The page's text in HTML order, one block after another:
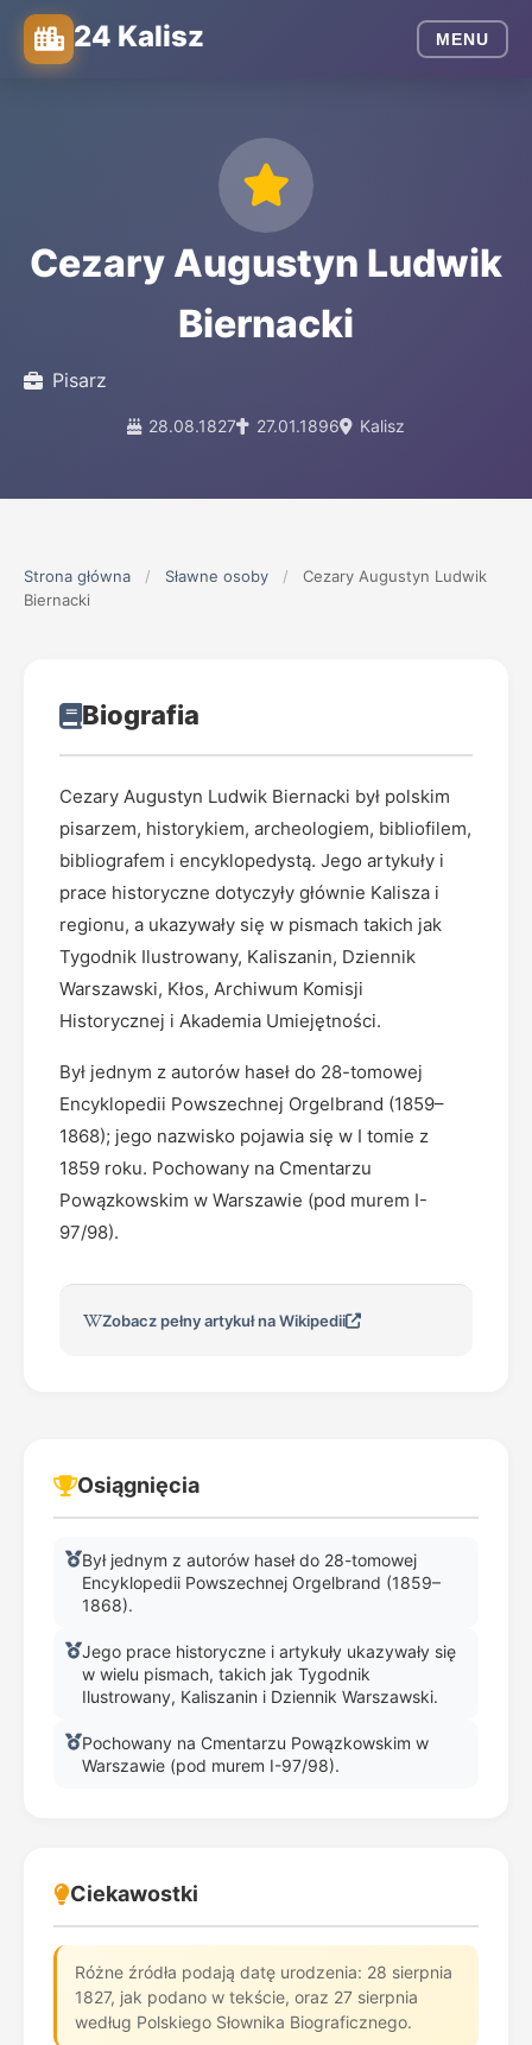
24 Kalisz MENU
Cezary Augustyn Ludwik
Biernacki
Pisarz
28.08.1827 27.01.1896 Kalisz
Strona główna / Sławne osoby /
Cezary Augustyn Ludwik
Biernacki
Biografia
Cezary Augustyn Ludwik Biernacki był polskim
pisarzem, historykiem, archeologiem, bibliofilem,
bibliografem i encyklopedystą. Jego artykuły i
prace historyczne dotyczyły głównie Kalisza i
regionu, a ukazywały się w pismach takich jak
Tygodnik Ilustrowany, Kaliszanin, Dziennik
Warszawski, Kłos, Archiwum Komisji
Historycznej i Akademia Umiejętności.
Był jednym z autorów haseł do 28-tomowej
Encyklopedii Powszechnej Orgelbrand (1859–
1868); jego nazwisko pojawia się w I tomie z
1859 roku. Pochowany na Cmentarzu
Powązkowskim w Warszawie (pod murem I-
97/98).
Zobacz pełny artykuł na Wikipedii
Osiągnięcia
Był jednym z autorów haseł do 28-tomowej
Encyklopedii Powszechnej Orgelbrand (1859–
1868).
Jego prace historyczne i artykuły ukazywały się
w wielu pismach, takich jak Tygodnik
Ilustrowany, Kaliszanin i Dziennik Warszawski.
Pochowany na Cmentarzu Powązkowskim w
Warszawie (pod murem I-97/98).
Ciekawostki
Różne źródła podają datę urodzenia: 28 sierpnia
1827, jak podano w tekście, oraz 27 sierpnia
według Polskiego Słownika Biograficznego.